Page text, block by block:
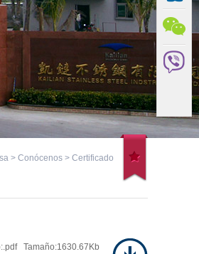
> Conócenos > Certificado
Tamaño:1630.67Kb